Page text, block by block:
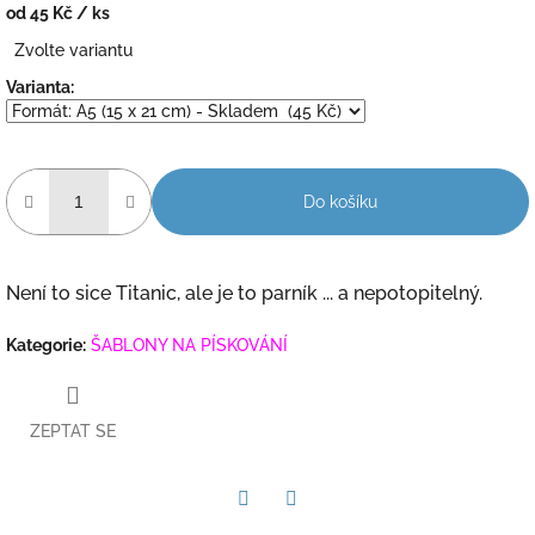
od45 Kč / ks
cena:
Zvolte variantu
Varianta:
Do košíku
Není to sice Titanic, ale je to parník ... a nepotopitelný.
Kategorie: ŠABLONY NA PÍSKOVÁNÍ
ZEPTAT SE